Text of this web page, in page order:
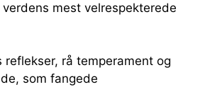
mest velrespekterede
rå temperament og
som fangede